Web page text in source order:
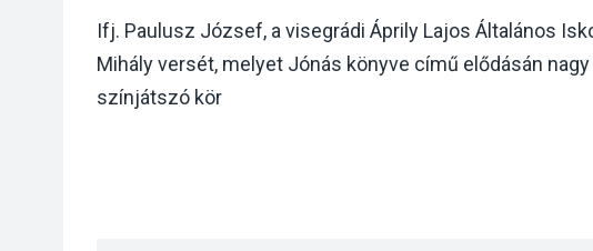
Ifj. Paulusz József, a visegrádi Áprily Lajos Általános
Mihály versét, melyet Jónás könyve című elődásán
színjátszó kör